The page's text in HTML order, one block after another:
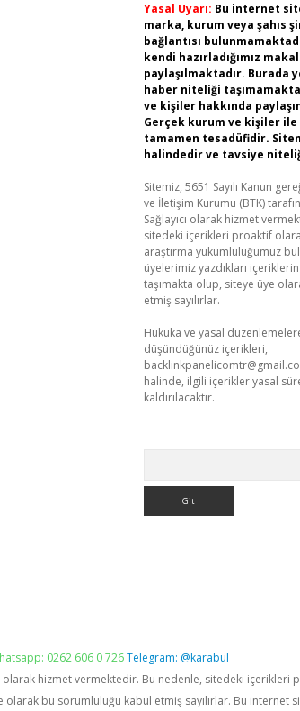
Yasal Uyarı: Bu internet
marka, kurum veya şahıs
bağlantısı
kendi hazırladığımız
paylaşılmaktadır. Burada
haber niteliği
ve kişiler hakkında
Gerçek kurum ve kişiler
tamamen tesadüfidir.
halindedir ve tavsiye
Sitemiz, 5651 Sayılı Kanun
ve İletişim Kurumu (BTK)
Sağlayıcı olarak hizmet
sitedeki içerikleri proaktif
araştırma yükümlülüğümüz
üyelerimiz yazdıkları
taşımakta olup, siteye üye
etmiş sayılırlar.
Hukuka ve yasal
düşündüğünüz içerikleri,
halinde, ilgili içerikler yasal
kaldırılacaktır.
0262 606 0 726Telegram: @karabul
olarak hizmet vermektedir. Bu nedenle, sitedeki
bu sorumluluğu kabul etmiş sayılırlar. Bu internet